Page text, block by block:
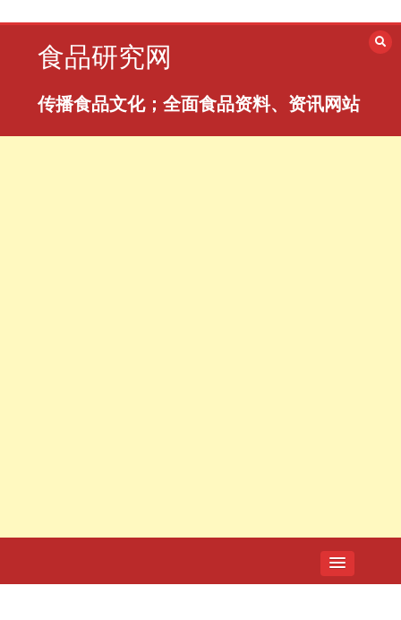
食品研究网
传播食品文化；全面食品资料、资讯网站